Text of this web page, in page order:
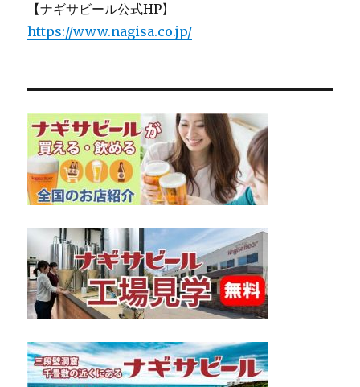
【ナギサビール公式HP】
https://www.nagisa.co.jp/